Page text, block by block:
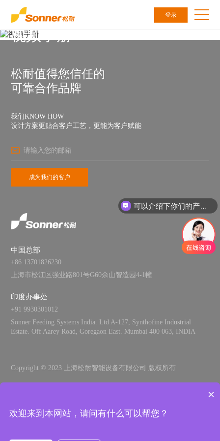
登录
视频手册
松耐值得您信任的
可靠合作品牌
我们KNOW HOW
设计方案更贴合客户工艺，更能为客户赋能
中国总部
+86 13701826230
上海市松江区强业路801号G60佘山智造园4-1幢
印度办事处
+91 9930301012
Sonner Feeding Systems India. Ltd A-127, Synthofine Industrial
Estate. Off Aarey Road, Goregaon East. Mumbai 400 063, INDIA
Copyright © 2023 上海松耐智能设备有限公司 版权所有
法律信息
可以介绍下你们的产品么
×
欢迎来到本网站，请问有什么可以帮您？